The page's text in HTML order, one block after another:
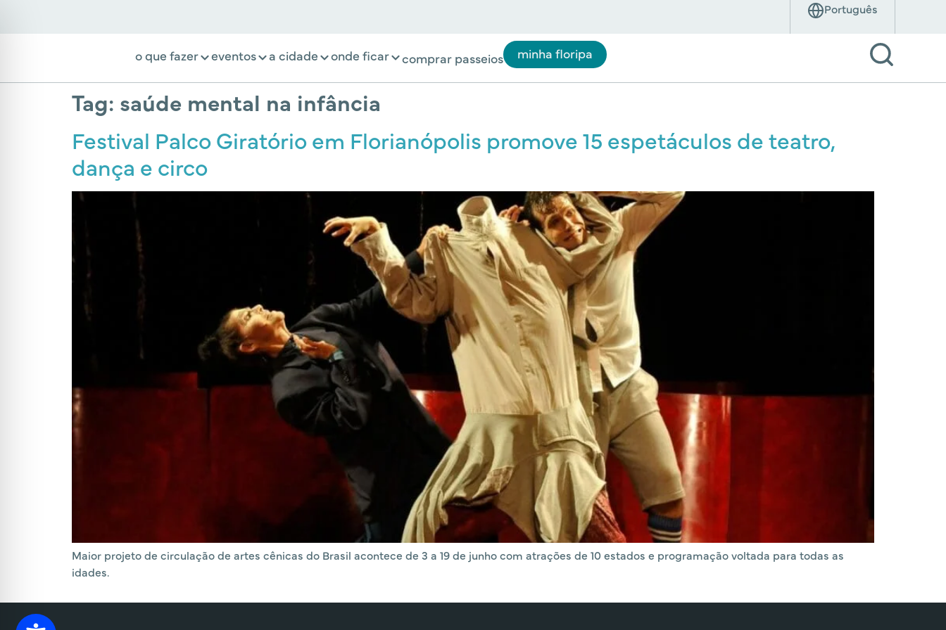
o que fazer eventos a cidade onde ficar comprar passeios minha floripa
Tag: saúde mental na infância
Festival Palco Giratório em Florianópolis promove 15 espetáculos de teatro,
dança e circo
Maior projeto de circulação de artes cênicas do Brasil acontece de 3 a 19 de junho com atrações de 10 estados e programação voltada para todas as
idades.